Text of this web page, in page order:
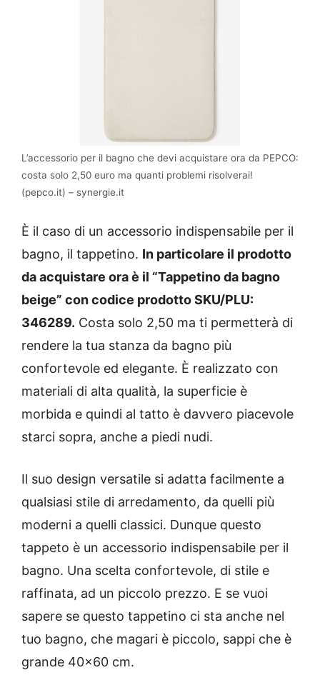
L’accessorio per il bagno che devi acquistare ora da PEPCO:
costa solo 2,50 euro ma quanti problemi risolverai!
(pepco.it) – synergie.it
È il caso di un accessorio indispensabile per il
bagno, il tappetino. In particolare il prodotto
da acquistare ora è il “Tappetino da bagno
beige” con codice prodotto SKU/PLU:
346289. Costa solo 2,50 ma ti permetterà di
rendere la tua stanza da bagno più
confortevole ed elegante. È realizzato con
materiali di alta qualità, la superficie è
morbida e quindi al tatto è davvero piacevole
starci sopra, anche a piedi nudi.
Il suo design versatile si adatta facilmente a
qualsiasi stile di arredamento, da quelli più
moderni a quelli classici. Dunque questo
tappeto è un accessorio indispensabile per il
bagno. Una scelta confortevole, di stile e
raffinata, ad un piccolo prezzo. E se vuoi
sapere se questo tappetino ci sta anche nel
tuo bagno, che magari è piccolo, sappi che è
grande 40×60 cm.